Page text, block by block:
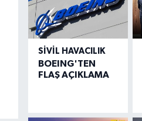
SIVIL HAVACILIK
BOEING'TEN
FLAŞ AÇIKLAMA